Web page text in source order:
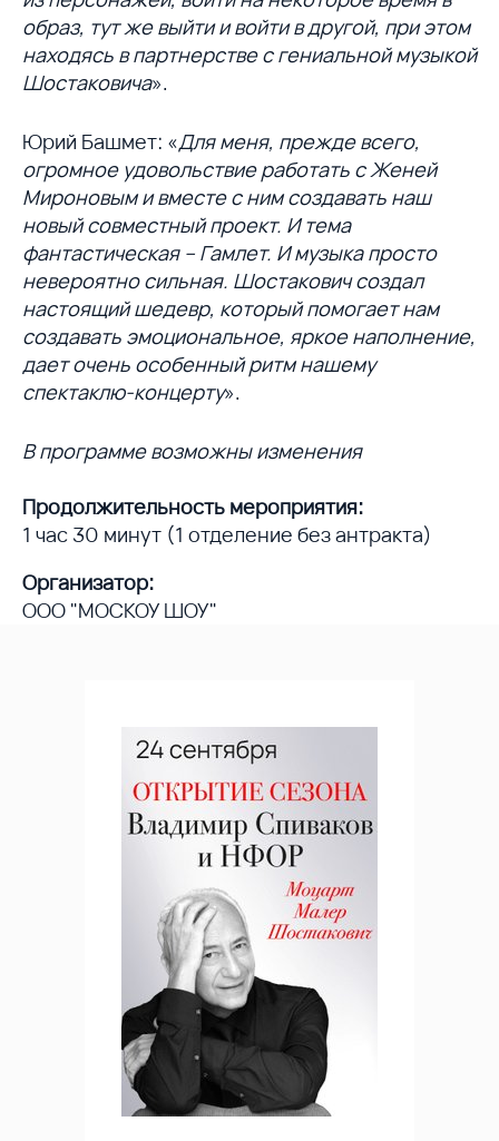
образ, тут же выйти и войти в другой, при этом
находясь в партнерстве с гениальной музыкой
Шостаковича».
Юрий Башмет: «Для меня, прежде всего,
огромное удовольствие работать с Женей
Мироновым и вместе с ним создавать наш
новый совместный проект. И тема
фантастическая – Гамлет. И музыка просто
невероятно сильная. Шостакович создал
настоящий шедевр, который помогает нам
создавать эмоциональное, яркое наполнение,
дает очень особенный ритм нашему
спектаклю-концерту».
В программе возможны изменения
Продолжительность мероприятия:
1 час 30 минут (1 отделение без антракта)
Организатор:
ООО "МОСКОУ ШОУ"